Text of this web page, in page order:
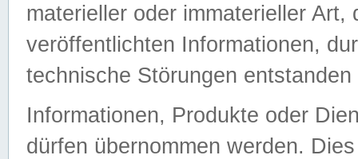
materieller oder immaterieller
veröffentlichten Informationen,
technische Störungen
Informationen, Produkte oder
dürfen übernommen werden.